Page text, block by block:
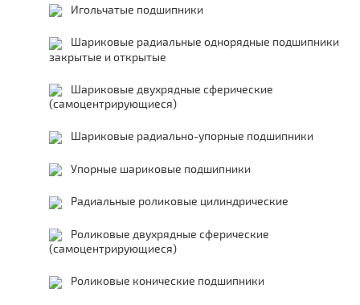
Игольчатые подшипники
Шариковые радиальные однорядные подшипники
закрытые и открытые
Шариковые двухрядные сферические
(самоцентрирующиеся)
Шариковые радиально-упорные подшипники
Упорные шариковые подшипники
Радиальные роликовые цилиндрические
Роликовые двухрядные сферические
(самоцентрирующиеся)
Роликовые конические подшипники